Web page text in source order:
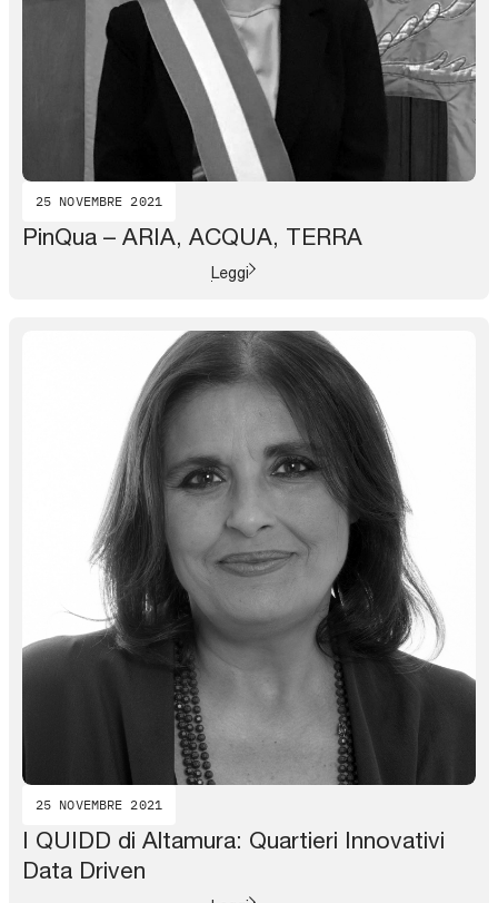
25 NOVEMBRE 2021
PinQua – ARIA, ACQUA, TERRA
Leggi
25 NOVEMBRE 2021
I QUIDD di Altamura: Quartieri Innovativi
Data Driven